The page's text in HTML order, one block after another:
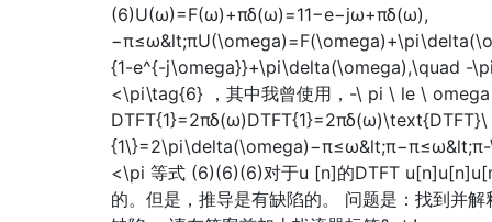
(6)U(ω)=F(ω)+πδ(ω)=11−e−jω+πδ(ω),
{1-e^{-j\omega}}+\pi\delta(\omega),\quad -
<\pi\tag{6} ，其中我曾使用，-\ pi \ le \ omega
DTFT{1}=2πδ(ω)DTFT{1}=2πδ(ω)\text{DTFT}\
<\pi 等式 (6)(6)(6)对于u [n]的DTFT
的。但是，推导是有缺陷的。 问题是：找到并解